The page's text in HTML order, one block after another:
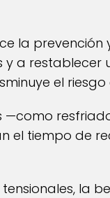
la
a restablecer
el
—como
el tiempo de
la